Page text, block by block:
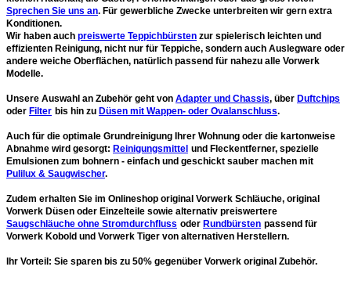
Sprechen Sie uns an. Für gewerbliche Zwecke unterbreiten wir gern extra
Konditionen.
Wir haben auch preiswerte Teppichbürsten zur spielerisch leichten und
effizienten Reinigung, nicht nur für Teppiche, sondern auch Auslegware oder
andere weiche Oberflächen, natürlich passend für nahezu alle Vorwerk
Modelle.
Unsere Auswahl an Zubehör geht von Adapter und Chassis, über Duftchips
oder Filter bis hin zu Düsen mit Wappen- oder Ovalanschluss.
Auch für die optimale Grundreinigung Ihrer Wohnung oder die kartonweise
Abnahme wird gesorgt: Reinigungsmittel und Fleckentferner, spezielle
Emulsionen zum bohnern - einfach und geschickt sauber machen mit
Pulilux & Saugwischer.
Zudem erhalten Sie im Onlineshop original Vorwerk Schläuche, original
Vorwerk Düsen oder Einzelteile sowie alternativ preiswertere
Saugschläuche ohne Stromdurchfluss oder Rundbürsten passend für
Vorwerk Kobold und Vorwerk Tiger von alternativen Herstellern.
Ihr Vorteil: Sie sparen bis zu 50% gegenüber Vorwerk original Zubehör.